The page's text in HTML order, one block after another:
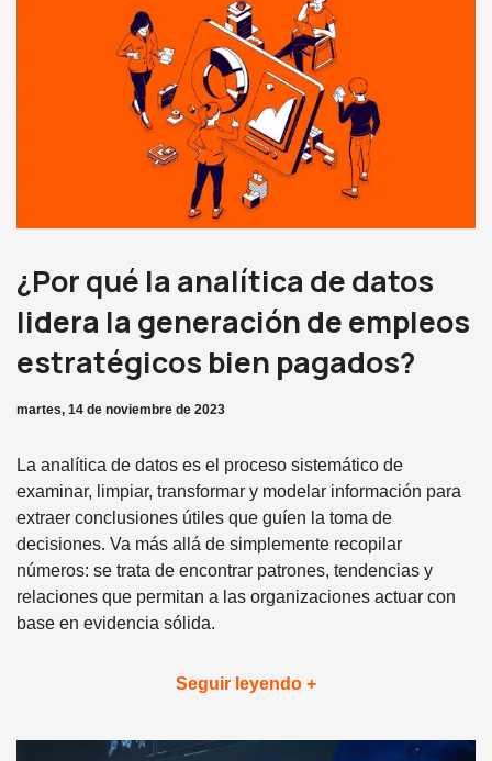
¿Por qué la analítica de datos
lidera la generación de empleos
estratégicos bien pagados?
martes, 14 de noviembre de 2023
La analítica de datos es el proceso sistemático de
examinar, limpiar, transformar y modelar información para
extraer conclusiones útiles que guíen la toma de
decisiones. Va más allá de simplemente recopilar
números: se trata de encontrar patrones, tendencias y
relaciones que permitan a las organizaciones actuar con
base en evidencia sólida.
Seguir leyendo +